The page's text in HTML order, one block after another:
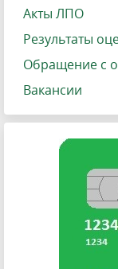
Акты ЛПО
Результаты
Обращение с
Вакансии